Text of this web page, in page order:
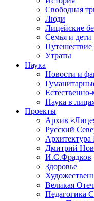
Свободная
Люди
Лицейские
Семья и дети
Путешествие
Утраты
Наука
Новости и
Наука в
Проекты
Архив
Русский
Архитектура
Дмитрий
И.С.Фрадков
Здоровье
Великая
Педагогика